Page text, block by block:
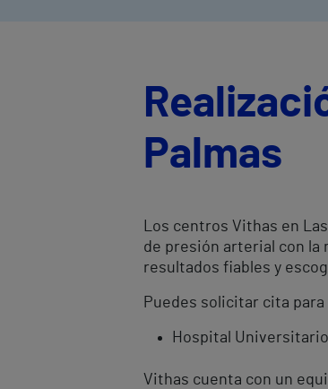
Palmas
Los centros Vithas en
de presión arterial con la
resultados fiables y
Puedes solicitar cita
Hospital
Vithas cuenta con un